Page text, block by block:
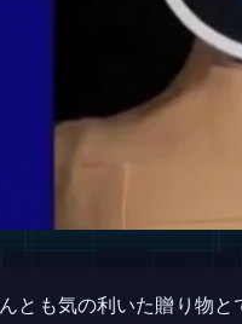
とも気の利いた贈り物